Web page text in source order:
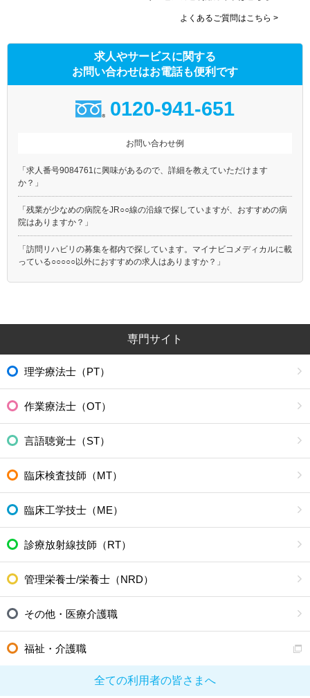
よくあるご質問はこちら >
求人やサービスに関する
お問い合わせはお電話も便利です
0120-941-651
お問い合わせ例
「求人番号9084761に興味があるので、詳細を教えていただけます
か？」
「残業が少なめの病院をJR○○線の沿線で探していますが、おすすめの病
院はありますか？」
「訪問リハビリの募集を都内で探しています。マイナビコメディカルに載
っている○○○○○以外におすすめの求人はありますか？」
専門サイト
理学療法士（PT）
作業療法士（OT）
言語聴覚士（ST）
臨床検査技師（MT）
臨床工学技士（ME）
診療放射線技師（RT）
管理栄養士/栄養士（NRD）
その他・医療介護職
福祉・介護職
全ての利用者の皆さまへ